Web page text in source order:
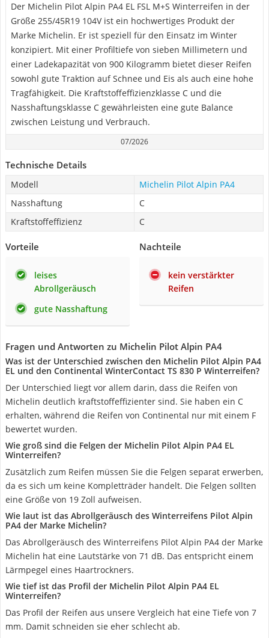
Der Michelin Pilot Alpin PA4 EL FSL M+S Winterreifen in der
Größe 255/45R19 104V ist ein hochwertiges Produkt der
Marke Michelin. Er ist speziell für den Einsatz im Winter
konzipiert. Mit einer Profiltiefe von sieben Millimetern und
einer Ladekapazität von 900 Kilogramm bietet dieser Reifen
sowohl gute Traktion auf Schnee und Eis als auch eine hohe
Tragfähigkeit. Die Kraftstoffeffizienzklasse C und die
Nasshaftungsklasse C gewährleisten eine gute Balance
zwischen Leistung und Verbrauch.
07/2026
Technische Details
Modell
Michelin Pilot Alpin PA4
Nasshaftung
C
Kraftstoffeffizienz
C
Vorteile
leises
Abrollgeräusch
gute Nasshaftung
Nachteile
kein verstärkter
Reifen
Fragen und Antworten zu Michelin Pilot Alpin PA4
Was ist der Unterschied zwischen den Michelin Pilot Alpin PA4
EL und den Continental WinterContact TS 830 P Winterreifen?
Der Unterschied liegt vor allem darin, dass die Reifen von
Michelin deutlich kraftstoffeffizienter sind. Sie haben ein C
erhalten, während die Reifen von Continental nur mit einem F
bewertet wurden.
Wie groß sind die Felgen der Michelin Pilot Alpin PA4 EL
Winterreifen?
Zusätzlich zum Reifen müssen Sie die Felgen separat erwerben,
da es sich um keine Kompletträder handelt. Die Felgen sollten
eine Größe von 19 Zoll aufweisen.
Wie laut ist das Abrollgeräusch des Winterreifens Pilot Alpin
PA4 der Marke Michelin?
Das Abrollgeräusch des Winterreifens Pilot Alpin PA4 der Marke
Michelin hat eine Lautstärke von 71 dB. Das entspricht einem
Lärmpegel eines Haartrockners.
Wie tief ist das Profil der Michelin Pilot Alpin PA4 EL
Winterreifen?
Das Profil der Reifen aus unsere Vergleich hat eine Tiefe von 7
mm. Damit schneiden sie eher schlecht ab.